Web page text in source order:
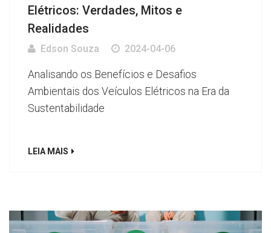
Elétricos: Verdades, Mitos e
Realidades
Edson Souza 2024-04-06
Analisando os Benefícios e Desafios
Ambientais dos Veículos Elétricos na Era da
Sustentabilidade
LEIA MAIS